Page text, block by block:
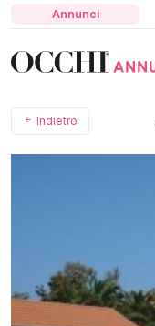
Annunci
Indietro